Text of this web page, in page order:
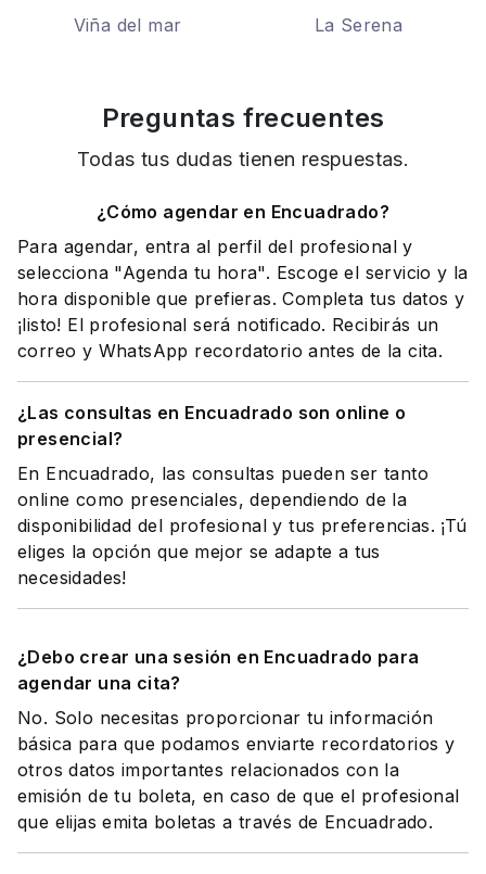
Viña del mar
La Serena
Preguntas frecuentes
Todas tus dudas tienen respuestas.
¿Cómo agendar en Encuadrado?
Para agendar, entra al perfil del profesional y
selecciona "Agenda tu hora". Escoge el servicio y la
hora disponible que prefieras. Completa tus datos y
¡listo! El profesional será notificado. Recibirás un
correo y WhatsApp recordatorio antes de la cita.
¿Las consultas en Encuadrado son online o
presencial?
En Encuadrado, las consultas pueden ser tanto
online como presenciales, dependiendo de la
disponibilidad del profesional y tus preferencias. ¡Tú
eliges la opción que mejor se adapte a tus
necesidades!
¿Debo crear una sesión en Encuadrado para
agendar una cita?
No. Solo necesitas proporcionar tu información
básica para que podamos enviarte recordatorios y
otros datos importantes relacionados con la
emisión de tu boleta, en caso de que el profesional
que elijas emita boletas a través de Encuadrado.